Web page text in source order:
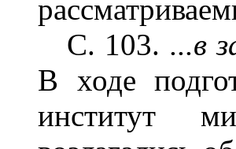
С. 103. ...в
В ходе
институт